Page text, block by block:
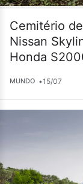
Cemitério
Nissan
Honda
MUNDO •15/07